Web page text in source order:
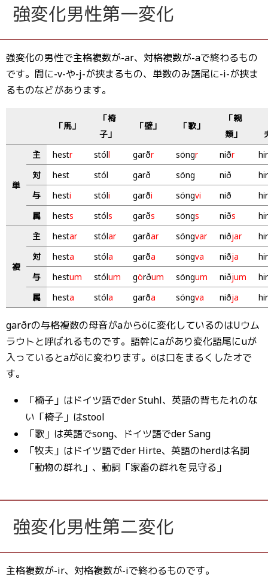
強変化男性第一変化
強変化の男性で主格複数が-ar、対格複数が-aで終わるもの
です。間に-v-や-j-が挟まるもの、単数のみ語尾に-i-が挟ま
るものなどがあります。
「馬」
「椅
子」
「壁」 「歌」
「親
類」
単
主 hestr stóll garðr söngr niðr
対
hest stól garð söng nið
与
hesti stóli garði söngvi nið
属
hests stóls garðs söngs niðs
複
主 hestar stólar garðar söngvar niðjar
対
hesta stóla garða söngva niðja
与
hestum stólum görðum söngum niðjum
属
hesta stóla garða söngva niðja
garðrの与格複数の母音がaからöに変化しているのはUウム
ラウトと呼ばれるものです。語幹にaがあり変化語尾にuが
入っているとaがöに変わります。öは口をまるくしたオで
す。
「椅子」はドイツ語でder Stuhl、英語の背もたれのな
い「椅子」はstool
「歌」は英語でsong、ドイツ語でder Sang
「牧夫」はドイツ語でder Hirte、英語のherdは名詞
「動物の群れ」、動詞「家畜の群れを見守る」
強変化男性第二変化
主格複数が-ir、対格複数が-iで終わるものです。